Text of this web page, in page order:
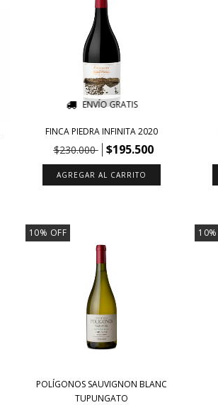
ENVÍO GRATIS
FINCA PIEDRA INFINITA 2020
$230.000 $195.500
10% OFF
POLÍGONOS SAUVIGNON BLANC
TUPUNGATO
10%